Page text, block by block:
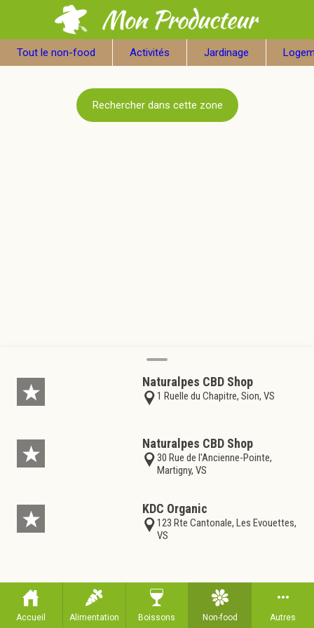
Tout le non-food Activités Jardinage
Naturalpes CBD Shop
1 Ruelle du Chapitre, Sion, VS
Naturalpes CBD Shop
30 Rue de l'Ancienne-Pointe,
Martigny, VS
KDC Organic
123 Rte Cantonale, Les Evouettes,
VS
Rechercher dans cette zone
Accueil Alimentation Boissons Non-food Autres